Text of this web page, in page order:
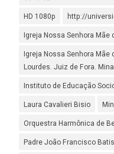
HD 1080p http://
Igreja Nossa Senhora Mãe
Igreja Nossa Senhora
Lourdes. Juiz de Fora.
Instituto de Educação
Laura Cavalieri Bisio
Orquestra Harmônica de
Padre João Francisco